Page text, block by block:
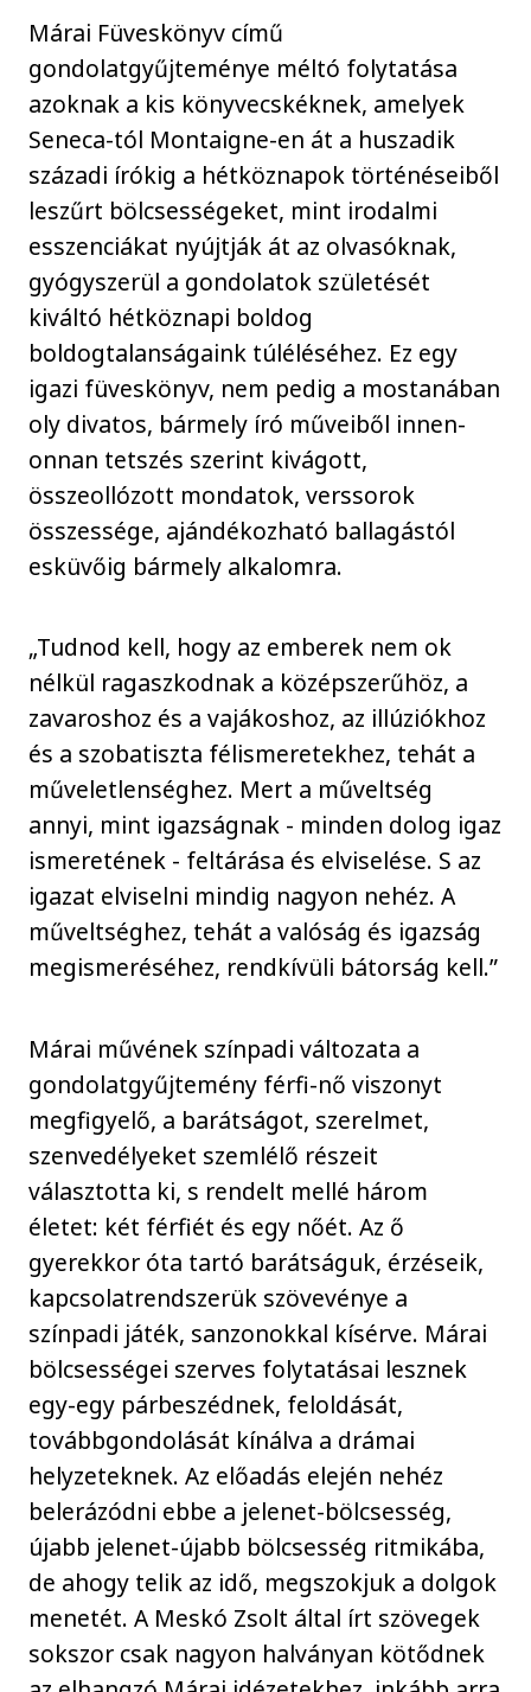
Márai Füveskönyv című
gondolatgyűjteménye méltó folytatása
azoknak a kis könyvecskéknek, amelyek
Seneca-tól Montaigne-en át a huszadik
századi írókig a hétköznapok történéseiből
leszűrt bölcsességeket, mint irodalmi
esszenciákat nyújtják át az olvasóknak,
gyógyszerül a gondolatok születését
kiváltó hétköznapi boldog
boldogtalanságaink túléléséhez. Ez egy
igazi füveskönyv, nem pedig a mostanában
oly divatos, bármely író műveiből innen-
onnan tetszés szerint kivágott,
összeollózott mondatok, verssorok
összessége, ajándékozható ballagástól
esküvőig bármely alkalomra.
„Tudnod kell, hogy az emberek nem ok
nélkül ragaszkodnak a középszerűhöz, a
zavaroshoz és a vajákoshoz, az illúziókhoz
és a szobatiszta félismeretekhez, tehát a
műveletlenséghez. Mert a műveltség
annyi, mint igazságnak - minden dolog igaz
ismeretének - feltárása és elviselése. S az
igazat elviselni mindig nagyon nehéz. A
műveltséghez, tehát a valóság és igazság
megismeréséhez, rendkívüli bátorság kell.”
Márai művének színpadi változata a
gondolatgyűjtemény férfi-nő viszonyt
megfigyelő, a barátságot, szerelmet,
szenvedélyeket szemlélő részeit
választotta ki, s rendelt mellé három
életet: két férfiét és egy nőét. Az ő
gyerekkor óta tartó barátságuk, érzéseik,
kapcsolatrendszerük szövevénye a
színpadi játék, sanzonokkal kísérve. Márai
bölcsességei szerves folytatásai lesznek
egy-egy párbeszédnek, feloldását,
továbbgondolását kínálva a drámai
helyzeteknek. Az előadás elején nehéz
belerázódni ebbe a jelenet-bölcsesség,
újabb jelenet-újabb bölcsesség ritmikába,
de ahogy telik az idő, megszokjuk a dolgok
menetét. A Meskó Zsolt által írt szövegek
sokszor csak nagyon halványan kötődnek